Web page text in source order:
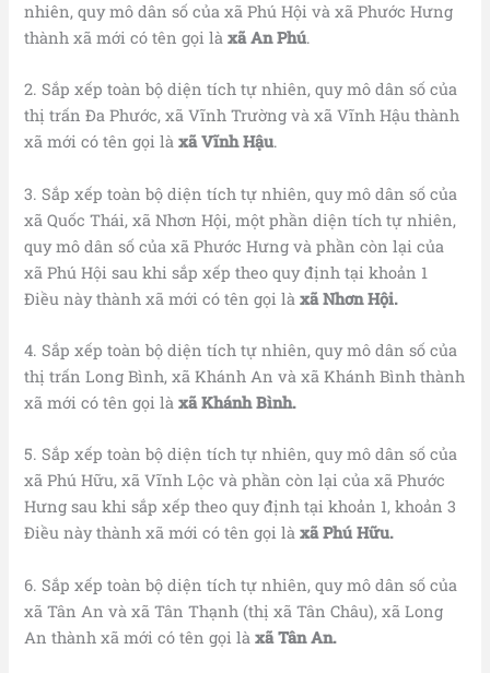
nhiên, quy mô dân số của xã Phú Hội và xã Phước Hưng
thành xã mới có tên gọi là xã An Phú.
2. Sắp xếp toàn bộ diện tích tự nhiên, quy mô dân số của
thị trấn Đa Phước, xã Vĩnh Trường và xã Vĩnh Hậu thành
xã mới có tên gọi làxã Vĩnh Hậu.
3. Sắp xếp toàn bộ diện tích tự nhiên, quy mô dân số của
xã Quốc Thái, xã Nhơn Hội, một phần diện tích tự nhiên,
quy mô dân số của xã Phước Hưng và phần còn lại của
xã Phú Hội sau khi sắp xếp theo quy định tại khoản 1
Điều này thành xã mới có tên gọi làxã Nhơn Hội.
4. Sắp xếp toàn bộ diện tích tự nhiên, quy mô dân số của
thị trấn Long Bình, xã Khánh An và xã Khánh Bình thành
xã mới có tên gọi làxã Khánh Bình.
5. Sắp xếp toàn bộ diện tích tự nhiên, quy mô dân số của
xã Phú Hữu, xã Vĩnh Lộc và phần còn lại của xã Phước
Hưng sau khi sắp xếp theo quy định tại khoản 1, khoản 3
Điều này thành xã mới có tên gọi làxã Phú Hữu.
6. Sắp xếp toàn bộ diện tích tự nhiên, quy mô dân số của
xã Tân An và xã Tân Thạnh (thị xã Tân Châu), xã Long
An thành xã mới có tên gọi làxã Tân An.